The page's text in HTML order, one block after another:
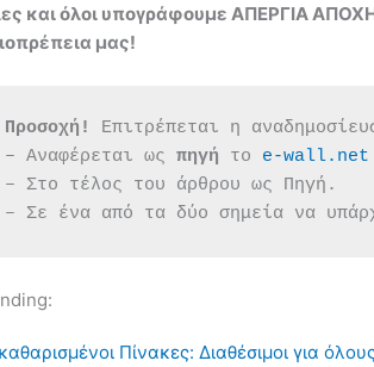
και όλοι υπογράφουμε ΑΠΕΡΓΙΑ
μας!
Προσοχή!
Επιτρέπεται η
– Αναφέρεται ως πηγή το e-wall.net
– Στο τέλος του άρθρου ως Πηγή.
– Σε ένα από τα δύο σημεία να
Πίνακες: Διαθέσιμοι για